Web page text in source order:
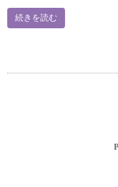
続きを読む